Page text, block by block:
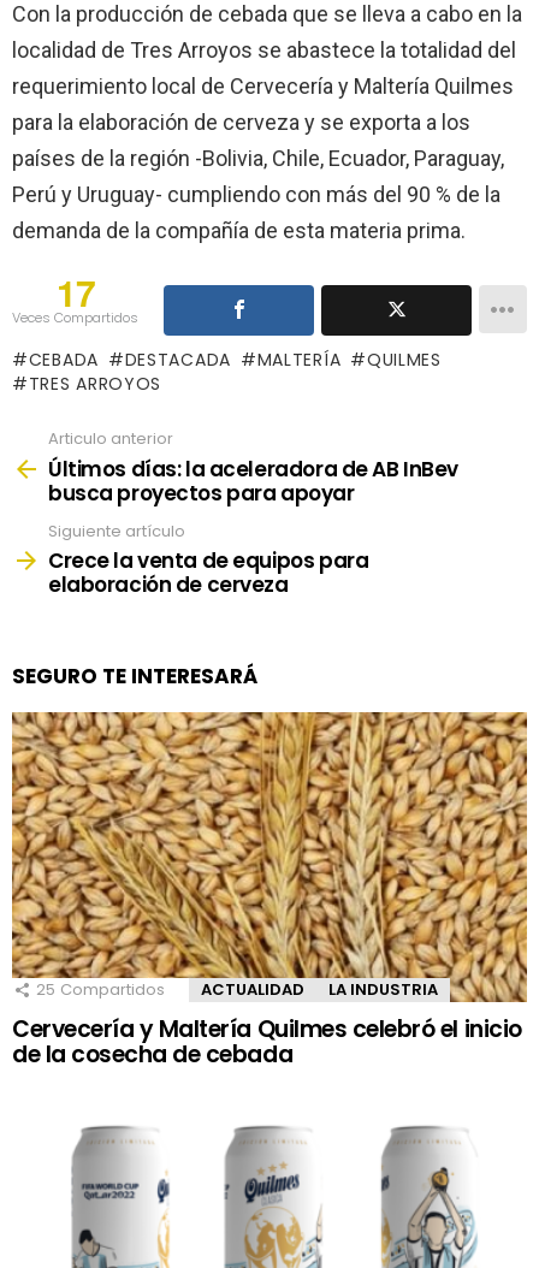
Con la producción de cebada que se lleva a cabo en la
localidad de Tres Arroyos se abastece la totalidad del
requerimiento local de Cervecería y Maltería Quilmes
para la elaboración de cerveza y se exporta a los
países de la región -Bolivia, Chile, Ecuador, Paraguay,
Perú y Uruguay- cumpliendo con más del 90 % de la
demanda de la compañía de esta materia prima.
17
Veces Compartidos
CEBADA DESTACADA MALTERÍA
QUILMES
TRES ARROYOS
more
Articulo anterior
Últimos días: la aceleradora de AB InBev
busca proyectos para apoyar
Siguiente artículo
Crece la venta de equipos para
elaboración de cerveza
SEGURO TE INTERESARÁ
25 Compartidos ACTUALIDAD LA INDUSTRIA
Cervecería y Maltería Quilmes celebró el inicio
de la cosecha de cebada